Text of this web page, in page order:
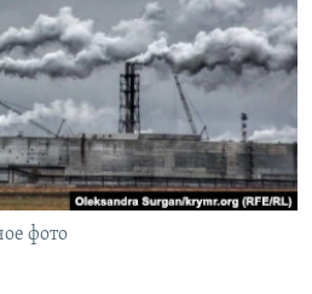
фото